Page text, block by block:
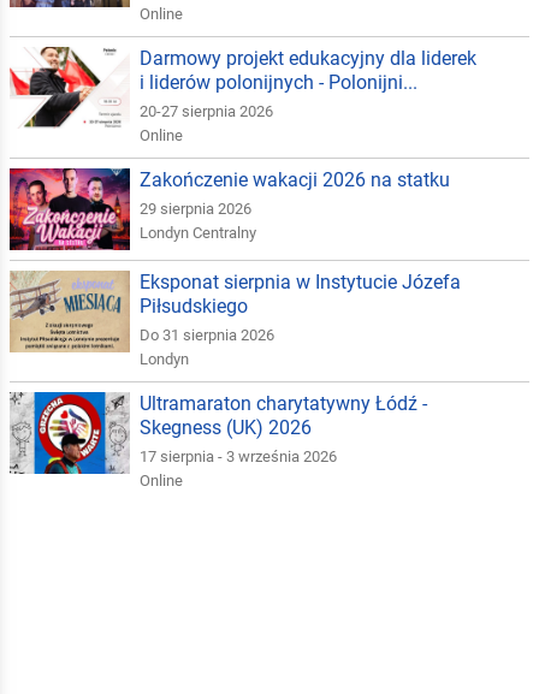
Online
Darmowy projekt edukacyjny dla liderek
i liderów polonijnych - Polonijni...
20-27 sierpnia 2026
Online
Zakończenie wakacji 2026 na statku
29 sierpnia 2026
Londyn Centralny
Eksponat sierpnia w Instytucie Józefa
Piłsudskiego
Do 31 sierpnia 2026
Londyn
Ultramaraton charytatywny Łódź -
Skegness (UK) 2026
17 sierpnia - 3 września 2026
Online